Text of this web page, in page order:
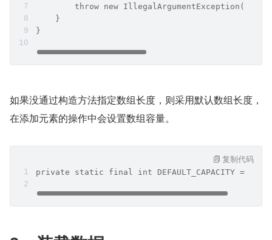
throw new
    }
}
如果没通过构造方法指定数组长度，则采用默认数组长度，
在添加元素的操作中会设置数组容量。
private static final int DEFAULT_CAPACITY = 10;
复制代码